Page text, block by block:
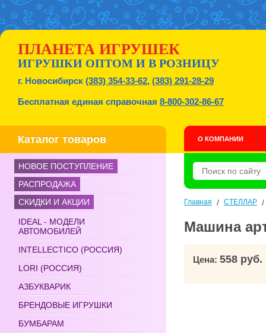
ПЛАНЕТА ИГРУШЕК
ИГРУШКИ ОПТОМ И В РОЗНИЦУ
г. Новосибирск (383) 354-33-62, (383) 291-28-29
Бесплатная единая справочная 8-800-302-86-67
Каталог товаров О КОМПАНИИ
НОВОЕ ПОСТУПЛЕНИЕ
РАСПРОДАЖА
СКИДКИ И АКЦИИ
IDEAL - МОДЕЛИ
АВТОМОБИЛЕЙ
INTELLECTICO (РОССИЯ)
LORI (РОССИЯ)
АЗБУКВАРИК
БРЕНДОВЫЕ ИГРУШКИ
БУМБАРАМ
Главная / СТЕЛЛАР
Машина
Цена: 558 руб.